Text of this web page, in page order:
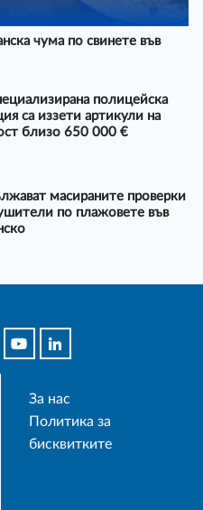
чума по свинете във
полицейска
са иззети артикули на
близо 650 000 €
масираните проверки
по плажовете във
За нас
Политика за
бисквитките